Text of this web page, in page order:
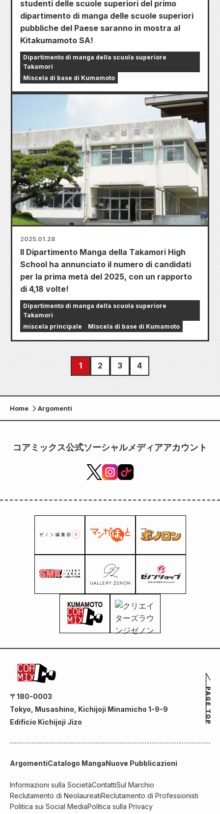
studenti delle scuole superiori del primo
dipartimento di manga delle scuole superiori
pubbliche del Paese saranno in mostra al
Kitakumamoto SA!
Dipartimento di manga della scuola superiore
Takamori
Miscela di base di Kumamoto
2025.01.28
Il Dipartimento Manga della Takamori High
School ha annunciato il numero di candidati
per la prima metà del 2025, con un rapporto
di 4,18 volte!
Dipartimento di manga della scuola superiore
Takamori
miscela principale
Miscela di base di Kumamoto
1 2 3 4
Home Argomenti
コアミックス公式ソーシャルメディアアカウント
〒180-0003
Tokyo, Musashino, Kichijoji Minamicho 1-9-9
Edificio Kichijoji Jizo
ArgomentiCatalogo MangaNuove Pubblicazioni
Informazioni sulla SocietàContattiSul Marchio
Reclutamento di NeolaureatiReclutamento di Professionisti
Politica sui Social MediaPolitica sulla Privacy